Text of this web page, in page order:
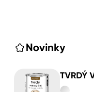
Novinky
TVRDÝ